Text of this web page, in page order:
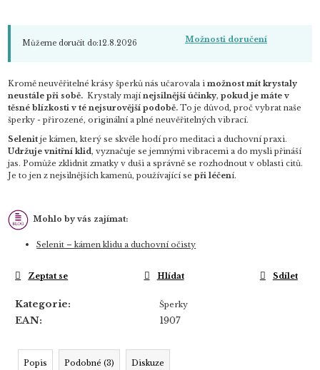
Můžeme doručit do:12.8.2026 Možnosti doručení
Kromě neuvěřitelné krásy šperků nás učarovala imožnost mít krystaly
neustále při sobě. Krystaly majínejsilnější účinky,pokud je máte v
těsné blízkosti v té nejsurovější podobě.To je důvod, proč vybrat naše
šperky - přirozené, originální a plné neuvěřitelných vibrací.
Selenit je kámen, který se skvěle hodí pro meditaci a duchovní praxi.
Udržuje vnitřní klid, vyznačuje se jemnými vibracemi a do mysli přináší
jas. Pomůže zklidnit zmatky v duši a správně se rozhodnout v oblasti citů.
Je to jen z nejsilnějších kamenů, používající se při léčení.
Mohlo by vás zajímat:
Selenit – kámen klidu a duchovní očisty
Kategorie: Šperky
EAN: 1907
Zeptat se Hlídat Sdílet
Popis Podobné (3) Diskuze